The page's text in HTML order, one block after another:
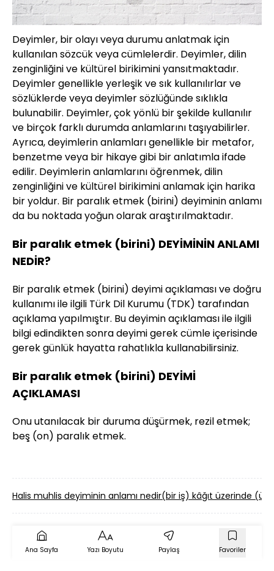
Deyimler, bir olayı veya durumu anlatmak için
kullanılan sözcük veya cümlelerdir. Deyimler, dilin
zenginliğini ve kültürel birikimini yansıtmaktadır.
Deyimler genellikle yerleşik ve sık kullanılırlar ve
sözlüklerde veya deyimler sözlüğünde sıklıkla
bulunabilir. Deyimler, çok yönlü bir şekilde kullanılır
ve birçok farklı durumda anlamlarını taşıyabilirler.
Ayrıca, deyimlerin anlamları genellikle bir metafor,
benzetme veya bir hikaye gibi bir anlatımla ifade
edilir. Deyimlerin anlamlarını öğrenmek, dilin
zenginliğini ve kültürel birikimini anlamak için harika
bir yoldur. Bir paralık etmek (birini) deyiminin anlamı
da bu noktada yoğun olarak araştırılmaktadır.
Bir paralık etmek (birini) DEYİMİNİN ANLAMI
NEDİR?
Bir paralık etmek (birini) deyimi açıklaması ve doğru
kullanımı ile ilgili Türk Dil Kurumu (TDK) tarafından
açıklama yapılmıştır. Bu deyimin açıklaması ile ilgili
bilgi edindikten sonra deyimi gerek cümle içerisinde
gerek günlük hayatta rahatlıkla kullanabilirsiniz.
Bir paralık etmek (birini) DEYİMİ
AÇIKLAMASI
Onu utanılacak bir duruma düşürmek, rezil etmek;
beş (on) paralık etmek.
Halis muhlis deyiminin anlamı nedir(bir iş) kâğıt üzerinde
Ana Sayfa Yazı Boyutu Paylaş Favoriler